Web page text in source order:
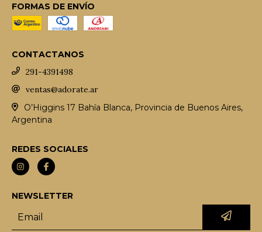
FORMAS DE ENVÍO
CONTACTANOS
291-4391498
ventas@adorate.ar
O’Higgins 17 Bahía Blanca, Provincia de Buenos Aires,
Argentina
REDES SOCIALES
NEWSLETTER